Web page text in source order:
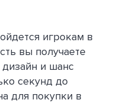
игрокам в
вы получаете
и шанс
секунд до
для покупки в